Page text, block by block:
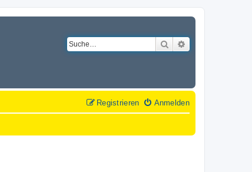
Suche
Anmelden
Registrieren